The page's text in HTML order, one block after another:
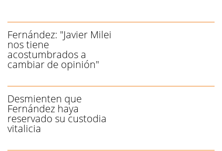
Fernández: "Javier Milei
nos tiene
acostumbrados a
cambiar de opinión"
Desmienten que
Fernández haya
reservado su custodia
vitalicia